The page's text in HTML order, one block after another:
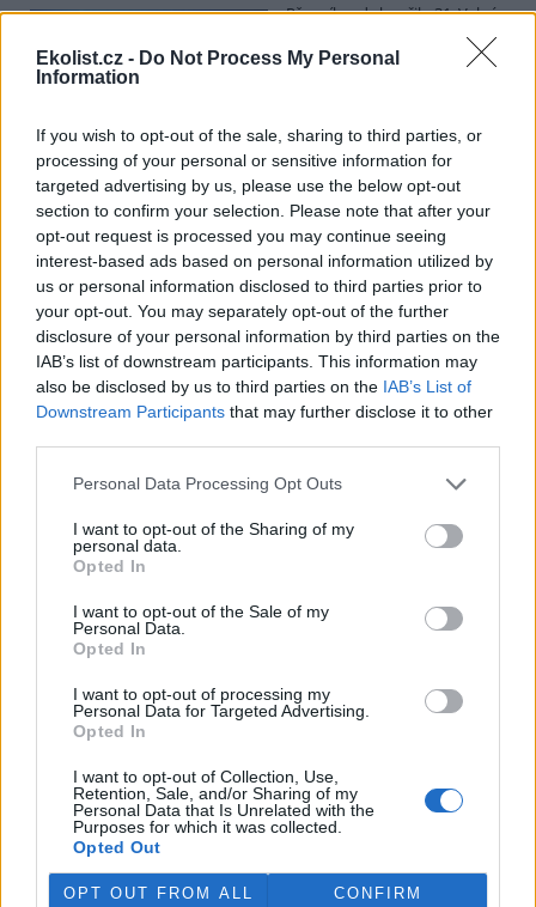
Ekolist.cz - Do Not Process My Personal
Information
If you wish to opt-out of the sale, sharing to third parties, or
processing of your personal or sensitive information for
targeted advertising by us, please use the below opt-out
section to confirm your selection. Please note that after your
opt-out request is processed you may continue seeing
interest-based ads based on personal information utilized by
us or personal information disclosed to third parties prior to
your opt-out. You may separately opt-out of the further
disclosure of your personal information by third parties on the
IAB’s list of downstream participants. This information may
also be disclosed by us to third parties on the IAB’s List of
Downstream Participants that may further disclose it to other
Personal Data Processing Opt Outs
I want to opt-out of the Sharing of my
personal data.
Opted In
I want to opt-out of the Sale of my
Personal Data.
Opted In
I want to opt-out of processing my
Personal Data for Targeted Advertising.
Opted In
I want to opt-out of Collection, Use,
Retention, Sale, and/or Sharing of my
Personal Data that Is Unrelated with the
Purposes for which it was collected.
Opted Out
OPT OUT FROM ALL CONFIRM
Přes víkend skončilo 31. Valné
shromáždění Mezinárodního
úřadu pro mořské dno (ISA),
jasně deklarovat, že snahy o nezákonnou hlubinnou těžbu
nebudou tolerovány.
Luboš Pavlovič: Veřejnost může do poloviny srpna
připomínkovat plavební kanál u Přelouče
3.8.2026
Diskuse: 16
Ministerstvo životního
prostředí oznámilo 14.
července 2026 zahájení
zjišťovacího řízení pro záměr
„Stupeň Přelouč II“ za asi 3,3
do Pardubic. Veřejnost může své vyjádření k vlivům této stavby na
životní prostředí poslat ministerstvu do 13. srpna 2026.
Kilian Kaminski: Evropa slibuje právo na opravu.
Budou ale opravy skutečně levnější?
Diskuse: 41
Členské státy nyní převádějí
legislativy. Podle společnosti
refurbed, evropským
marketplace s repasovanou elektronikou, však mohou i po
zavedení nových pravidel zůstat náklady na opravy natolik vysoké,
že pro spotřebitele bude stále výhodnější koupit nové zařízení.
Směrnice má přitom usnadnit opravy elektroniky i po skončení
záruční doby, zlepšit dostupnost náhradních dílů a zabránit
výrobcům, aby zásahy do zařízení zbytečně komplikovali nebo
znemožňovali. Nestanovuje však konkrétní cenový limit ani
způsob výpočtu ceny náhradních dílů a oprav.